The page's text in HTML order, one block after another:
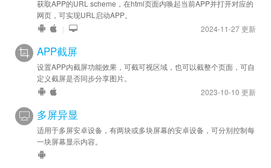
获取APP的URL scheme，在html页面内唤起当前APP并打开对应的
网页，可实现URL启动APP。
|
2024-11-27 更新
APP截屏
设置APP内截屏功能效果，可截可视区域，也可以截整个页面，可自
定义截屏是否同步分享图片。
2023-10-10 更新
多屏异显
适用于多屏安卓设备，有两块或多块屏幕的安卓设备，可分别控制每
一块屏幕显示内容。